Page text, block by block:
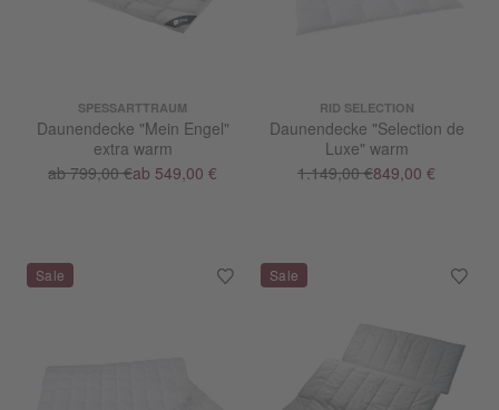
SPESSARTTRAUM
Daunendecke "Mein Engel"
extra warm
ab 799,00 €ab 549,00 €
RID SELECTION
Daunendecke "Selection de
Luxe" warm
1.149,00 €849,00 €